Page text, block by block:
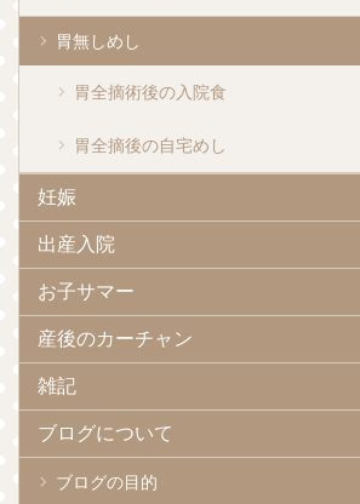
胃無しめし
胃全摘術後の入院食
胃全摘後の自宅めし
妊娠
出産入院
お子サマー
産後のカーチャン
雑記
ブログについて
ブログの目的